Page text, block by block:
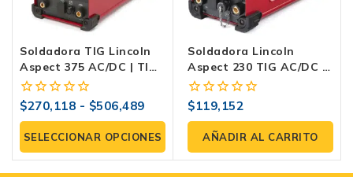
Soldadora TIG Lincoln
Aspect 375 AC/DC | TIG
Profesional
0
fuera
de
5
$270,118 - $506,489
SELECCIONAR OPCIONES
Soldadora Lincoln
Aspect 230 TIG AC/DC –
TIG Profesional
0
fuera
5
$119,152
AÑADIR AL CARRITO